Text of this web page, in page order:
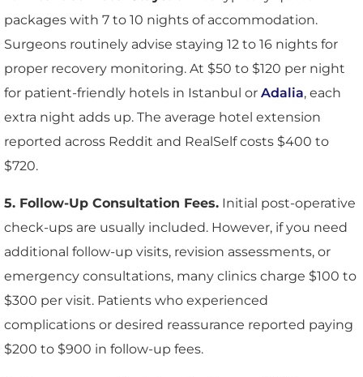
packages with 7 to 10 nights of accommodation.
Surgeons routinely advise staying 12 to 16 nights for
proper recovery monitoring. At $50 to $120 per night
for patient-friendly hotels in Istanbul or Adalia, each
extra night adds up. The average hotel extension
reported across Reddit and RealSelf costs $400 to
$720.
5. Follow-Up Consultation Fees. Initial post-operative
check-ups are usually included. However, if you need
additional follow-up visits, revision assessments, or
emergency consultations, many clinics charge $100 to
$300 per visit. Patients who experienced
complications or desired reassurance reported paying
$200 to $900 in follow-up fees.